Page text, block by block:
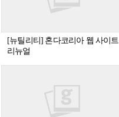
[뉴틸리티] 혼다코리아 웹 사이트
리뉴얼